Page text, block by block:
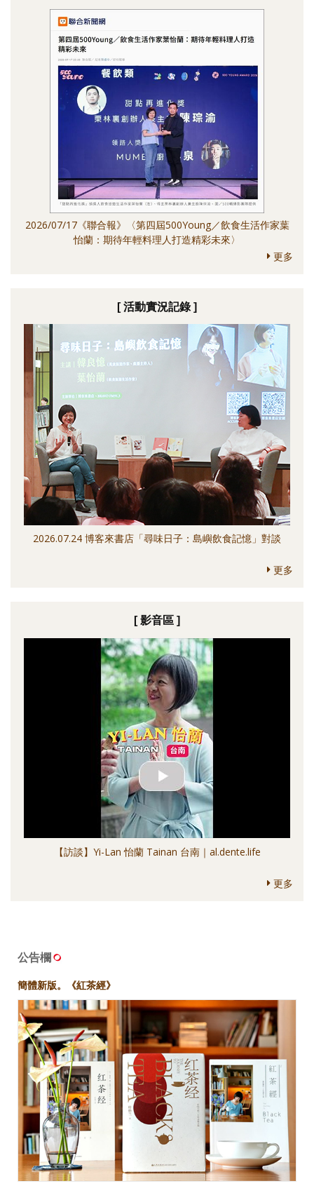
2026/07/17《聯合報》〈第四屆500Young／飲食生活作家葉
怡蘭：期待年輕料理人打造精彩未來〉
更多
[ 活動實況記錄 ]
2026.07.24 博客來書店「尋味日子：島嶼飲食記憶」對談
更多
[ 影音區 ]
【訪談】Yi-Lan 怡蘭 Tainan 台南｜al.dente.life
更多
公告欄
簡體新版。《紅茶經》